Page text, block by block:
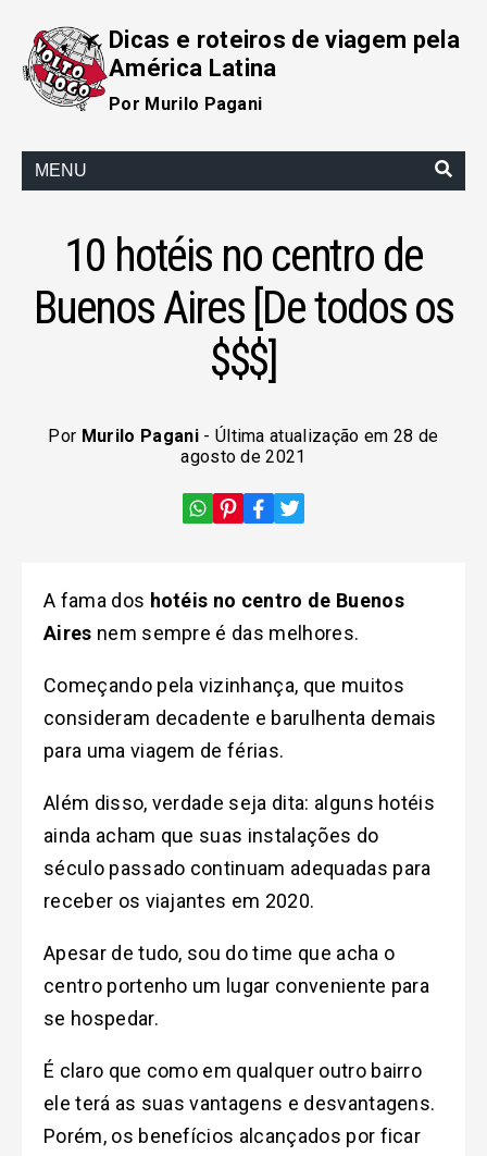
Dicas e roteiros de viagem pela
América Latina
Por Murilo Pagani
MENU
10 hotéis no centro de
Buenos Aires [De todos os
$$$]
Por Murilo Pagani- Última atualização em 28 de
agosto de 2021
A fama dos hotéis no centro de Buenos
Aires nem sempre é das melhores.
Começando pela vizinhança, que muitos
consideram decadente e barulhenta demais
para uma viagem de férias.
Além disso, verdade seja dita: alguns hotéis
ainda acham que suas instalações do
século passado continuam adequadas para
receber os viajantes em 2020.
Apesar de tudo, sou do time que acha o
centro portenho um lugar conveniente para
se hospedar.
É claro que como em qualquer outro bairro
ele terá as suas vantagens e desvantagens.
Porém, os benefícios alcançados por ficar